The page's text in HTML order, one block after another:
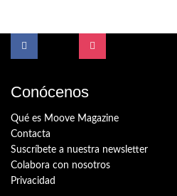
Conócenos
Qué es Moove Magazine
Contacta
Suscríbete a nuestra newsletter
Colabora con nosotros
Privacidad